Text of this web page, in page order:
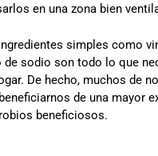
en una zona bien
simples como
de sodio son todo lo que
De hecho, muchos de
de una mayor
beneficiosos.